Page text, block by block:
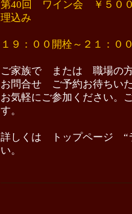
第40回 ワイン会 ￥５０
理込み
１９：００開栓～２１：０
ご家族で または 職場の
お問合せ ご予約お待ちい
お気軽にご参加ください。
す。
詳しくは トップページ “
い。